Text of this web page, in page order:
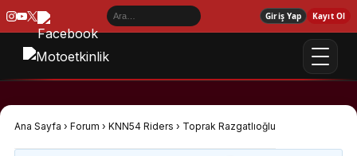
Giriş Yap Kayıt Ol
Ana Sayfa › Forum › KNN54 Riders › Toprak Razgatlıoğlu